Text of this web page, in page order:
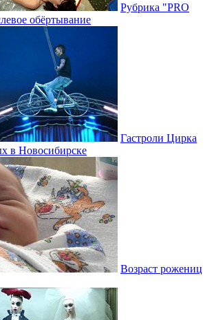
Рубрика "PRO
обёртывание
Гастроли Цирка
в Новосибирске
Возраст рожениц